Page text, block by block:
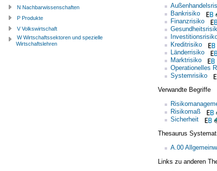
Bankrisiko
Finanzrisiko
Kreditrisiko
Länderrisiko
Marktrisiko
Operationelles
Systemrisiko
Verwandte Begriffe
Risikomaß
Sicherheit
Thesaurus
A.00
Links zu anderen
N Nachbarwissenschaften
P Produkte
V Volkswirtschaft
W Wirtschaftssektoren und spezielle
Wirtschaftslehren